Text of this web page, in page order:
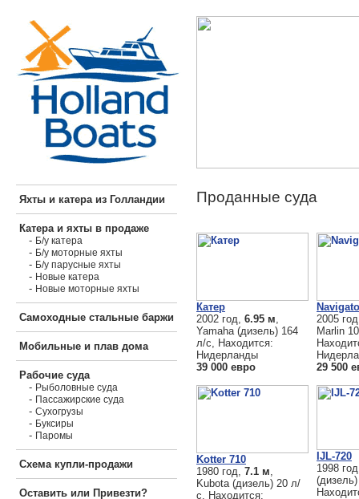
Яхты и катера из Голландии
Катера и яхты в продаже
- Б/у катера
- Б/у моторные яхты
- Б/у парусные яхты
- Новые катера
- Новые моторные яхты
Самоходные стальные баржи
Мобильные и плав дома
Рабочие суда
- Рыболовные суда
- Пассажирские суда
- Сухогрузы
- Буксиры
- Паромы
Схема купли-продажи
Оставить или Привезти?
Проданные суда
Катер
2002 год, 6.95 м
Yamaha (дизель) 164
л/с, Находится:
Нидерланды
39 000 евро
2005
Marlin
29 500
Kotter 710
1980 год, 7.1 м
Kubota (дизель) 20 л/
с, Находится:
IJL-720
1998